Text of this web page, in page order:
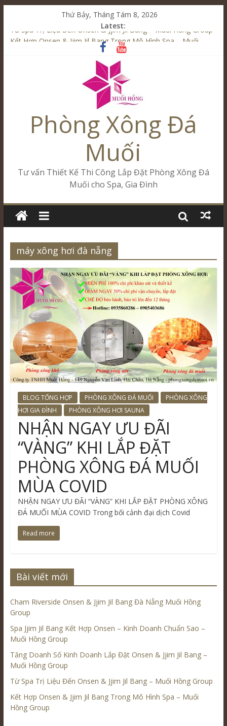
Thứ Bảy, Tháng Tám 8, 2026
Latest:
Từ Spa Trị Liệu Đến Onsen & Jjim Jil Bang – Muối Hồng Group
Kết Hợp Onsen & Jjim Jil Bang Trong Mô Hình Spa – Muối
Cham Riverside Onsen & Jjim Jil Bang Đà Nẵng Muối Hồng
Spa Jjim Jil Bang Kết Hợp Onsen – Kinh Doanh Chuẩn Sao –
Tăng Doanh Số Kinh Doanh Lắp Đặt Onsen & Jjim Jil Bang –
Muối Hồng Group
Phòng Xông Đá
Muối
Tư vấn Thiết Kế Thi Công Lắp Đặt Phòng Xông Đá
Muối cho Spa, Gia Đình
máy xông hơi đà nẵng
BLOG TỔNG HỢP PHÒNG XÔNG ĐÁ MUỐI
PHÒNG XÔNG
HƠI GIA ĐÌNH
PHÒNG XÔNG HƠI SAUNA
NHẬN NGAY ƯU ĐÃI
“VÀNG” KHI LẮP ĐẶT
PHÒNG XÔNG ĐÁ MUỐI
MÙA COVID
NHẬN NGAY ƯU ĐÃI “VÀNG” KHI LẮP ĐẶT PHÒNG XÔNG
ĐÁ MUỐI MÙA COVID Trong bối cảnh đại dịch Covid
Read more
Bài viết mới
Cham Riverside Onsen & Jjim Jil Bang Đà Nẵng Muối Hồng
Group
Spa Jjim Jil Bang Kết Hợp Onsen – Kinh Doanh Chuẩn Sao –
Muối Hồng Group
Tăng Doanh Số Kinh Doanh Lắp Đặt Onsen & Jjim Jil Bang –
Muối Hồng Group
Từ Spa Trị Liệu Đến Onsen & Jjim Jil Bang – Muối Hồng Group
Kết Hợp Onsen & Jjim Jil Bang Trong Mô Hình Spa – Muối
Hồng Group